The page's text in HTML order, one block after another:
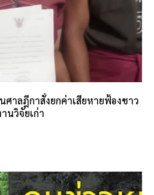
าลฎีกาสั่งยกค่าเสียหายฟ้องชาว
นวิจัยเก่า